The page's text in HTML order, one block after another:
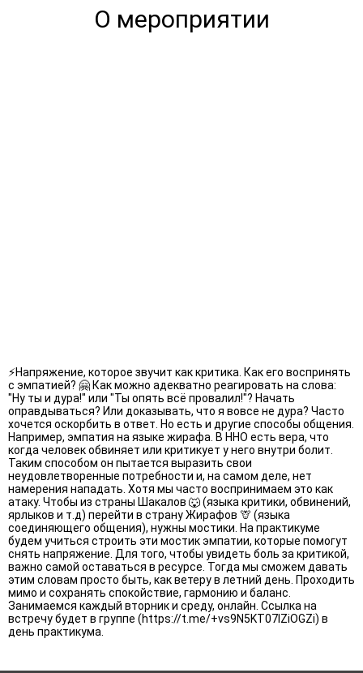
О мероприятии
⚡️Напряжение, которое звучит как критика. Как его воспринять
с эмпатией? 🤗 Как можно адекватно реагировать на слова:
"Ну ты и дура!" или "Ты опять всё провалил!"? Начать
оправдываться? Или доказывать, что я вовсе не дура? Часто
хочется оскорбить в ответ. Но есть и другие способы общения.
Например, эмпатия на языке жирафа. В ННО есть вера, что
когда человек обвиняет или критикует у него внутри болит.
Таким способом он пытается выразить свои
неудовлетворенные потребности и, на самом деле, нет
намерения нападать. Хотя мы часто воспринимаем это как
атаку. Чтобы из страны Шакалов 🐺 (языка критики, обвинений,
ярлыков и т.д) перейти в страну Жирафов 🦒 (языка
соединяющего общения), нужны мостики. На практикуме
будем учиться строить эти мостик эмпатии, которые помогут
снять напряжение. Для того, чтобы увидеть боль за критикой,
важно самой оставаться в ресурсе. Тогда мы сможем давать
этим словам просто быть, как ветеру в летний день. Проходить
мимо и сохранять спокойствие, гармонию и баланс.
Занимаемся каждый вторник и среду, онлайн. Ссылка на
встречу будет в группе (https://t.me/+vs9N5KT07IZiOGZi) в
день практикума.